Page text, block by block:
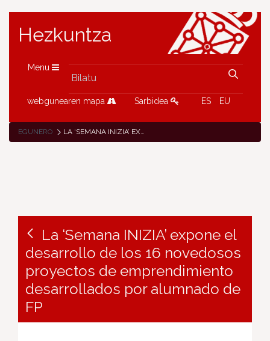
Hezkuntza
Menu
webgunearen mapa Sarbidea ES EU
EGUNERO LA ‘SEMANA INIZIA’ EXPONE EL DESARROLLO DE LOS 16 NOVEDOSOS PROYECTOS DE EMPRENDIMIENTO DESARROLLADOS POR ALUMNADO DE FP
La ‘Semana INIZIA’ expone el
desarrollo de los 16 novedosos
proyectos de emprendimiento
desarrollados por alumnado de
FP